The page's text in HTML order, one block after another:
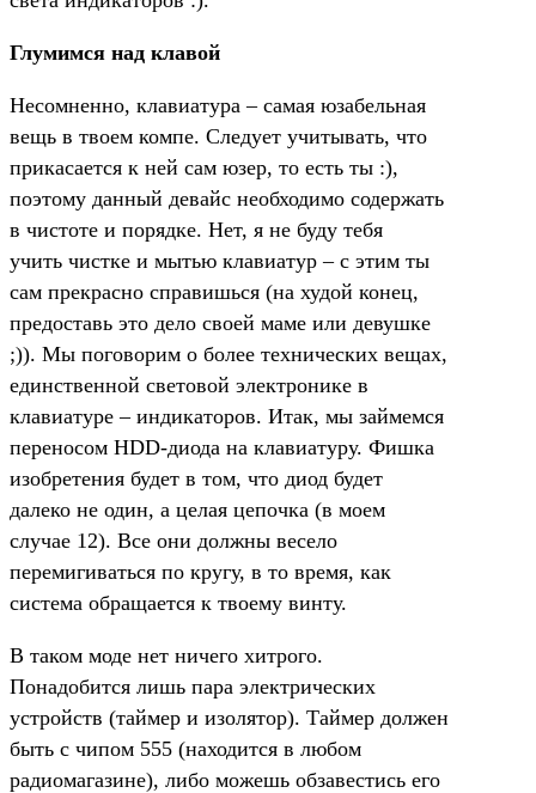
Глумимся над клавой
Несомненно, клавиатура – самая юзабельная
вещь в твоем компе. Следует учитывать, что
прикасается к ней сам юзер, то есть ты :),
поэтому данный девайс необходимо содержать
в чистоте и порядке. Нет, я не буду тебя
учить чистке и мытью клавиатур – с этим ты
сам прекрасно справишься (на худой конец,
предоставь это дело своей маме или девушке
;)). Мы поговорим о более технических вещах,
единственной световой электронике в
клавиатуре – индикаторов. Итак, мы займемся
переносом HDD-диода на клавиатуру. Фишка
изобретения будет в том, что диод будет
далеко не один, а целая цепочка (в моем
случае 12). Все они должны весело
перемигиваться по кругу, в то время, как
система обращается к твоему винту.
В таком моде нет ничего хитрого.
Понадобится лишь пара электрических
устройств (таймер и изолятор). Таймер должен
быть с чипом 555 (находится в любом
радиомагазине), либо можешь обзавестись его